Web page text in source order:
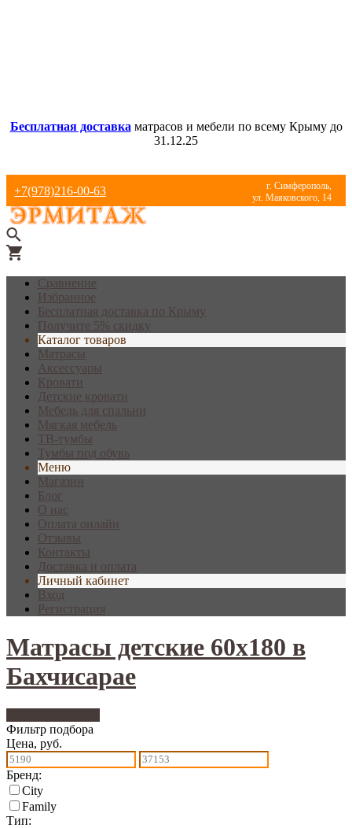
Бесплатная доставка матрасов и мебели по всему Крыму до
31.12.25
+7(978)216-00-63
г. Симферополь,
ул. Маяковского, 14
Сравнение
Избранное
Бесплатная доставка по Крыму
Получите 5% скидку
Каталог товаров
Матрасы
Аксессуары
Кровати
Детские кровати
Мебель для спальни
Мягкая мебель
ТВ-тумбы
Тумбы под обувь
Меню
Магазин
Блог
О нас
Оплата онлайн
Отзывы
Контакты
Доставка и оплата
Личный кабинет
Вход
Регистрация
Матрасы детские 60х180 в
Бахчисарае
Фильтр подбора
Цена, руб.
Бренд:
City
Family
Тип: